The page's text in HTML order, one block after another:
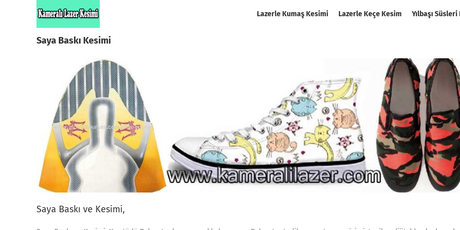
Lazerle Kumaş Kesimi Lazerle Keçe Kesim Yılbaşı
Saya Baskı Kesimi
Saya Baskı ve Kesimi,